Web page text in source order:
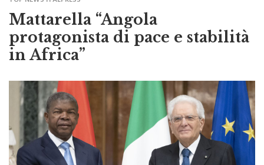
TOP NEWS ITALPRESS
Mattarella “Angola
protagonista di pace e stabilità